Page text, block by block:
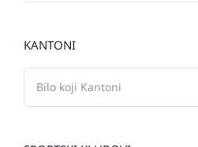
KANTONI